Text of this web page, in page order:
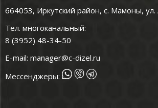
664053, Иркутский район, с. Мамоны, ул.
Тел. многоканальный:
8 (3952) 48-34-50
E-mail: manager@c-dizel.ru
Мессенджеры: